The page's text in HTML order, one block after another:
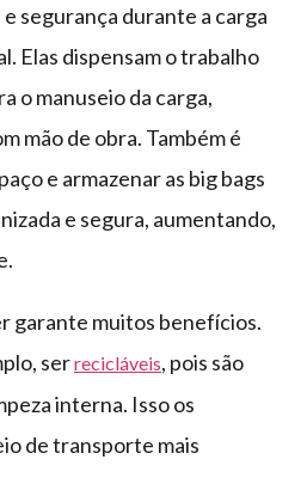
segurança durante a carga
Elas dispensam o trabalho
o manuseio da carga,
mão de obra. Também é
e armazenar as big bags
e segura, aumentando,
garante muitos benefícios.
serrecicláveis, pois são
interna. Isso os
de transporte mais